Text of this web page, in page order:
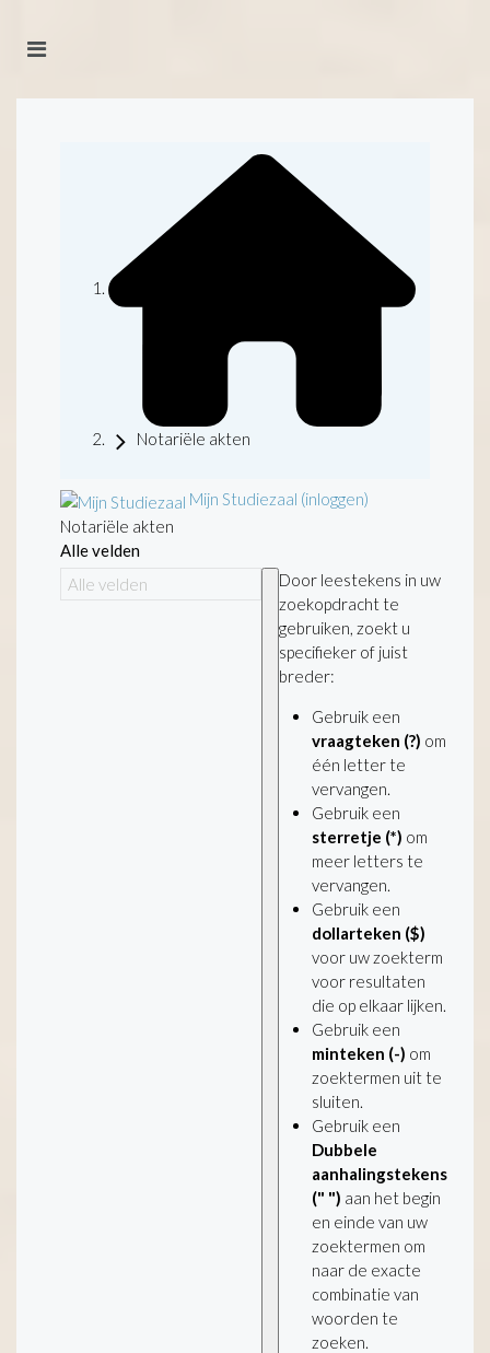
Notariële akten
Mijn Studiezaal (inloggen)
Notariële akten
Alle velden
Door leestekens in uw
zoekopdracht te
gebruiken, zoekt u
specifieker of juist
breder:
Gebruik een
vraagteken (?) om
één letter te
vervangen.
Gebruik een
sterretje (*) om
meer letters te
vervangen.
Gebruik een
dollarteken ($)
voor uw zoekterm
voor resultaten
die op elkaar lijken.
Gebruik een
minteken (-) om
zoektermen uit te
sluiten.
Gebruik een
Dubbele
aanhalingstekens
(" ") aan het begin
en einde van uw
zoektermen om
naar de exacte
combinatie van
woorden te
zoeken.